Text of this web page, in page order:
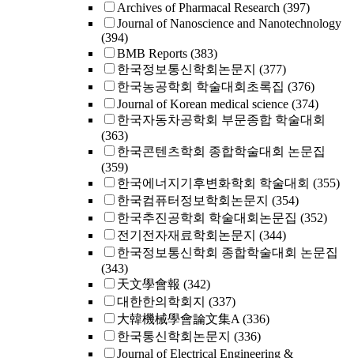
Archives of Pharmacal Research (397)
Journal of Nanoscience and Nanotechnology
(394)
BMB Reports (383)
한국정보통신학회논문지 (377)
한국농공학회 학술대회초록집 (376)
Journal of Korean medical science (374)
한국자동차공학회 부문종합 학술대회
(363)
한국콘텐츠학회 종합학술대회 논문집
(359)
한국에너지기후변화학회 학술대회 (355)
한국컴퓨터정보학회논문지 (354)
한국추진공학회 학술대회논문집 (352)
전기전자재료학회논문지 (344)
한국정보통신학회 종합학술대회 논문집
(343)
天文學會報 (342)
대한한의학회지 (337)
大韓機械學會論文集A (336)
한국통신학회논문지 (336)
Journal of Electrical Engineering &